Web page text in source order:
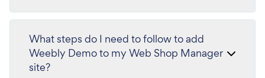
What steps do I need to follow to add
Weebly Demo to my Web Shop Manager
site?